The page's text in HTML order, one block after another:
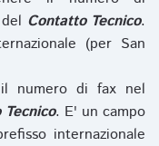
Contatto Tecnico.
(per San
numero di fax nel
. E' un campo
internazionale